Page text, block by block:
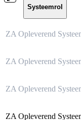
Systeemrol
ZA Opleverend
ZA Opleverend
ZA Opleverend
ZA Opleverend